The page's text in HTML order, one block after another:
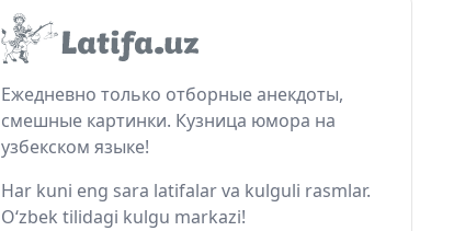
Ежедневно только отборные анекдоты,
смешные картинки. Кузница юмора на
узбекском языке!
Har kuni eng sara latifalar va kulguli rasmlar.
O‘zbek tilidagi kulgu markazi!